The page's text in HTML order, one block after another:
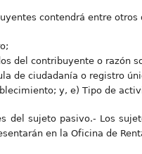
contendrá entre
del contribuyente o razón
de ciudadanía o registro
y, e) Tipo de
del sujeto pasivo.- Los
en la Oficina de